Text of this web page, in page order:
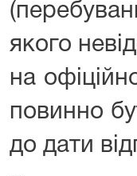
якого
на
повинно
до дати